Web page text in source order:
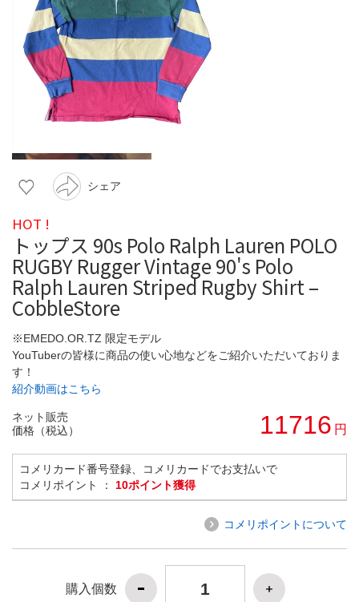
シェア
HOT !
トップス 90s Polo Ralph Lauren POLO
RUGBY Rugger Vintage 90's Polo
Ralph Lauren Striped Rugby Shirt –
CobbleStore
※EMEDO.OR.TZ 限定モデル
YouTuberの皆様に商品の使い心地などをご紹介いただいておりま
す！
紹介動画はこちら
ネット販売
価格（税込）
11716 円
コメリカード番号登録、コメリカードでお支払いで
コメリポイント ： 10ポイント獲得
コメリポイントについて
購入個数